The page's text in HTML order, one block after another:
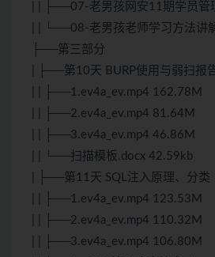
| | ├──07-老男孩网安11期学员管
| | └──08-老男孩老师学习方法讲
├──第三部分
| ├──第10天 BURP使用与弱扫报
| | ├──1.ev4a_ev.mp4 162.78M
| | ├──2.ev4a_ev.mp4 81.64M
| | ├──3.ev4a_ev.mp4 46.86M
| | └──扫描模板.docx 42.59kb
| ├──第11天 SQL注入原理、分类
| | ├──1.ev4a_ev.mp4 123.53M
| | ├──2.ev4a_ev.mp4 110.32M
| | ├──3.ev4a_ev.mp4 106.80M